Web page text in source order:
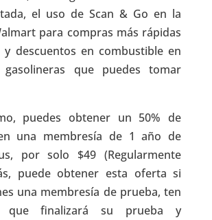
el uso de Scan & Go en la
para compras más rápidas
descuentos en combustible en
gasolineras que puedes tomar
puedes obtener un 50% de
una membresía de 1 año de
por solo $49 (Regularmente
puede obtener esta oferta si
una membresía de prueba, ten
que finalizará su prueba y